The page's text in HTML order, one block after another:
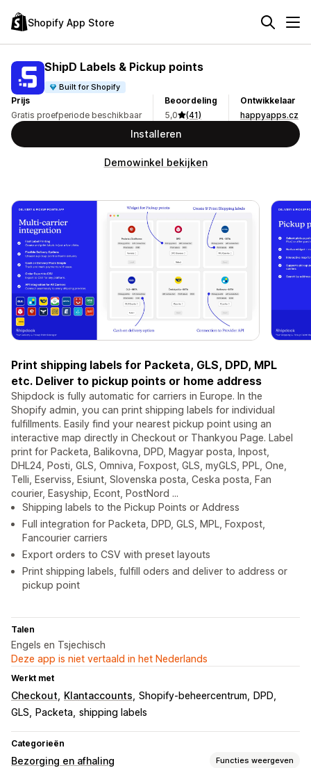
Shopify App Store
ShipD Labels & Pickup points
Built for Shopify
Prijs
Gratis proefperiode beschikbaar
Beoordeling
5,0
(41)
Ontwikkelaar
happyapps.cz
Installeren
Demowinkel bekijken
Print shipping labels for Packeta, GLS, DPD, MPL
etc. Deliver to pickup points or home address
Shipdock is fully automatic for carriers in Europe. In the
Shopify admin, you can print shipping labels for individual
fulfillments. Easily find your nearest pickup point using an
interactive map directly in Checkout or Thankyou Page. Label
print for Packeta, Balikovna, DPD, Magyar posta, Inpost,
DHL24, Posti, GLS, Omniva, Foxpost, GLS, myGLS, PPL, One,
Telli, Eserviss, Esiunt, Slovenska posta, Ceska posta, Fan
courier, Easyship, Econt, PostNord ...
Shipping labels to the Pickup Points or Address
Full integration for Packeta, DPD, GLS, MPL, Foxpost,
Fancourier carriers
Export orders to CSV with preset layouts
Print shipping labels, fulfill oders and deliver to address or
pickup point
Talen
Engels en Tsjechisch
Deze app is niet vertaald in het Nederlands
Werkt met
Checkout Klantaccounts Shopify-beheercentrum
DPD
GLS
Packeta shipping labels
Categorieën
Bezorging en afhaling Functies weergeven